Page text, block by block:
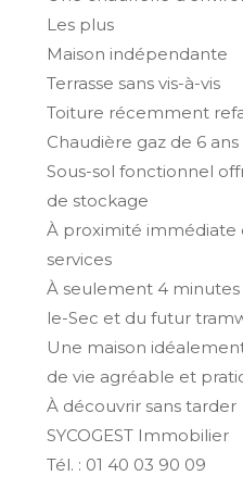
Les plus
Maison indépendante
Terrasse sans vis-à-vis
Toiture récemment
Chaudière gaz de 6 ans
Sous-sol fonctionnel
de stockage
À proximité immédiate
services
À seulement 4 minutes
le-Sec et du futur
Une maison
de vie agréable et
À découvrir sans tarder
SYCOGEST Immobilier
Tél. : 01 40 03 90 09